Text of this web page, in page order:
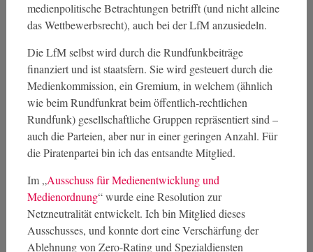
medienpolitische Betrachtungen betrifft (und nicht alleine
das Wettbewerbsrecht), auch bei der LfM anzusiedeln.
Die LfM selbst wird durch die Rundfunkbeiträge
finanziert und ist staatsfern. Sie wird gesteuert durch die
Medienkommission, ein Gremium, in welchem (ähnlich
wie beim Rundfunkrat beim öffentlich-rechtlichen
Rundfunk) gesellschaftliche Gruppen repräsentiert sind –
auch die Parteien, aber nur in einer geringen Anzahl. Für
die Piratenpartei bin ich das entsandte Mitglied.
Im „Ausschuss für Medienentwicklung und
Medienordnung“ wurde eine Resolution zur
Netzneutralität entwickelt. Ich bin Mitglied dieses
Ausschusses, und konnte dort eine Verschärfung der
Ablehnung von Zero-Rating und Spezialdiensten